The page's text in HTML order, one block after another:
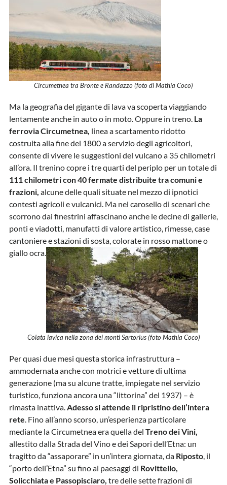
Circumetnea tra Bronte e Randazzo (foto di Mathia Coco)
Ma la geografia del gigante di lava va scoperta viaggiando
lentamente anche in auto o in moto. Oppure in treno. La
ferrovia Circumetnea, linea a scartamento ridotto
costruita alla fine del 1800 a servizio degli agricoltori,
consente di vivere le suggestioni del vulcano a 35 chilometri
all’ora. Il trenino copre i tre quarti del periplo per un totale di
111 chilometri con 40 fermate distribuite tra comuni e
frazioni, alcune delle quali situate nel mezzo di ipnotici
contesti agricoli e vulcanici. Ma nel carosello di scenari che
scorrono dai finestrini affascinano anche le decine di gallerie,
ponti e viadotti, manufatti di valore artistico, rimesse, case
cantoniere e stazioni di sosta, colorate in rosso mattone o
giallo ocra.
Colata lavica nella zona dei monti Sartorius (foto Mathia Coco)
Per quasi due mesi questa storica infrastruttura –
ammodernata anche con motrici e vetture di ultima
generazione (ma su alcune tratte, impiegate nel servizio
turistico, funziona ancora una “littorina” del 1937) – è
rimasta inattiva.Adesso si attende il ripristino dell’intera
rete. Fino all’anno scorso, un’esperienza particolare
mediante la Circumetnea era quella del Treno dei Vini,
allestito dalla Strada del Vino e dei Sapori dell’Etna: un
tragitto da “assaporare” in un’intera giornata, da Riposto, il
“porto dell’Etna” su fino ai paesaggi di Rovittello,
Solicchiata e Passopisciaro, tre delle sette frazioni di